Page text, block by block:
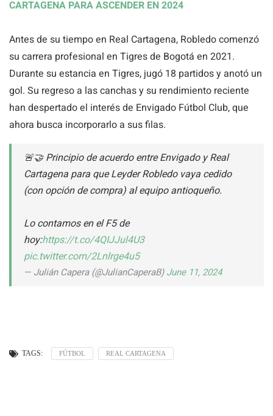
CARTAGENA PARA ASCENDER EN 2024
Antes de su tiempo en Real Cartagena, Robledo comenzó
su carrera profesional en Tigres de Bogotá en 2021.
Durante su estancia en Tigres, jugó 18 partidos y anotó un
gol. Su regreso a las canchas y su rendimiento reciente
han despertado el interés de Envigado Fútbol Club, que
ahora busca incorporarlo a sus filas.
🚨🤝 Principio de acuerdo entre Envigado y Real
Cartagena para que Leyder Robledo vaya cedido
(con opción de compra) al equipo antioqueño.
Lo contamos en el F5 de
hoy:https://t.co/4QIJJul4U3
pic.twitter.com/2Lnlrge4u5
— Julián Capera (@JulianCaperaB)June 11, 2024
TAGS: FÚTBOL REAL CARTAGENA